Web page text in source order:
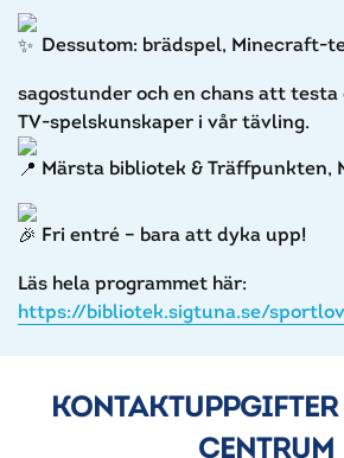
Dessutom: brädspel, Minecraft-
sagostunder och en chans att testa
TV‑spelskunskaper i vår tävling.
Märsta bibliotek & Träffpunkten,
Fri entré – bara att dyka upp!
Läs hela programmet här:
https://bibliotek.sigtuna.se/
CENTRUM